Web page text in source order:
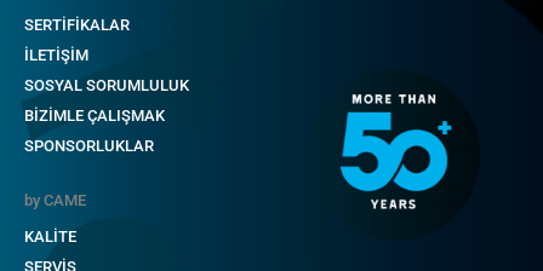
SERTİFİKALAR
İLETİŞİM
SOSYAL SORUMLULUK
BİZİMLE ÇALIŞMAK
SPONSORLUKLAR
by CAME
KALİTE
SERVİS